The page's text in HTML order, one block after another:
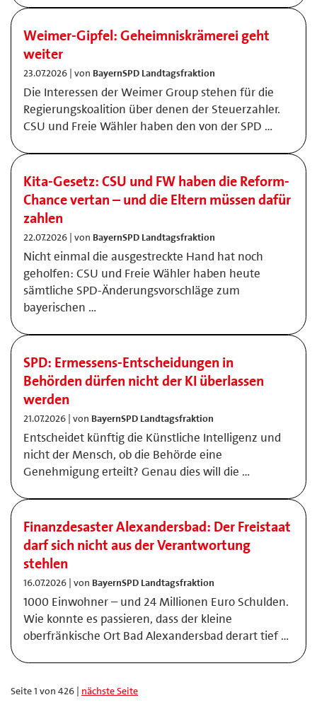
Weimer-Gipfel: Geheimniskrämerei geht
weiter
23.07.2026 | von BayernSPD Landtagsfraktion
Die Interessen der Weimer Group stehen für die
Regierungskoalition über denen der Steuerzahler.
CSU und Freie Wähler haben den von der SPD …
Kita-Gesetz: CSU und FW haben die Reform-
Chance vertan – und die Eltern müssen dafür
zahlen
22.07.2026 | von BayernSPD Landtagsfraktion
Nicht einmal die ausgestreckte Hand hat noch
geholfen: CSU und Freie Wähler haben heute
sämtliche SPD-Änderungsvorschläge zum
bayerischen …
SPD: Ermessens-Entscheidungen in
Behörden dürfen nicht der KI überlassen
werden
21.07.2026 | von BayernSPD Landtagsfraktion
Entscheidet künftig die Künstliche Intelligenz und
nicht der Mensch, ob die Behörde eine
Genehmigung erteilt? Genau dies will die …
Finanzdesaster Alexandersbad: Der Freistaat
darf sich nicht aus der Verantwortung
stehlen
16.07.2026 | von BayernSPD Landtagsfraktion
1000 Einwohner – und 24 Millionen Euro Schulden.
Wie konnte es passieren, dass der kleine
oberfränkische Ort Bad Alexandersbad derart tief …
Seite 1 von 426 | nächste Seite